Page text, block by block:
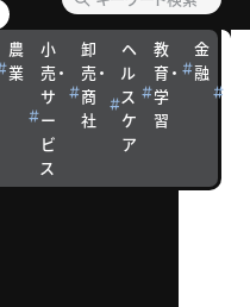
農
業
小
売・
サ
ー
ビ
ス
卸
売・
商
社
ヘ
ル
ス
ケ
ア
教
育・
学
習
金
融